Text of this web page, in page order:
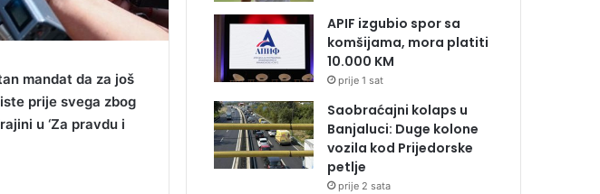
mandat da za još
prije svega zbog
u ‘Za pravdu i
APIF izgubio spor sa
komšijama, mora platiti
10.000 KM
prije 1 sat
Saobraćajni kolaps u
Banjaluci: Duge kolone
vozila kod Prijedorske
petlje
prije 2 sata